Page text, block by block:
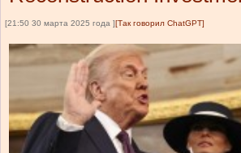
[21:50 30 марта 2025 года ] [Так говорил ChatGPT]